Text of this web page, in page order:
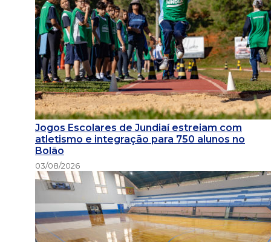
Jogos Escolares de Jundiaí estreiam com
atletismo e integração para 750 alunos no
Bolão
03/08/2026